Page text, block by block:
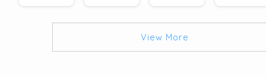
View More